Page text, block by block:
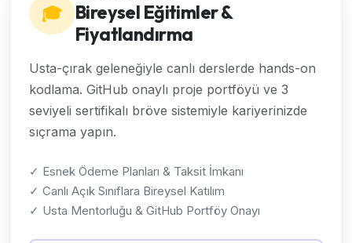
🎓
Bireysel Eğitimler &
Fiyatlandırma
Usta-çırak geleneğiyle canlı derslerde hands-on
kodlama. GitHub onaylı proje portföyü ve 3
seviyeli sertifikalı bröve sistemiyle kariyerinizde
sıçrama yapın.
✓ Esnek Ödeme Planları & Taksit İmkanı
✓ Canlı Açık Sınıflara Bireysel Katılım
✓ Usta Mentorluğu & GitHub Portföy Onayı